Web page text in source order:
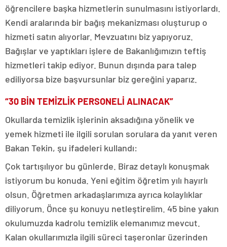
öğrencilere başka hizmetlerin sunulmasını istiyorlardı.
Kendi aralarında bir bağış mekanizması oluşturup o
hizmeti satın alıyorlar. Mevzuatını biz yapıyoruz.
Bağışlar ve yaptıkları işlere de Bakanlığımızın teftiş
hizmetleri takip ediyor. Bunun dışında para talep
ediliyorsa bize başvursunlar biz gereğini yaparız.
“30 BİN TEMİZLİK PERSONELİ ALINACAK”
Okullarda temizlik işlerinin aksadığına yönelik ve
yemek hizmeti ile ilgili sorulan sorulara da yanıt veren
Bakan Tekin, şu ifadeleri kullandı:
Çok tartışılıyor bu günlerde. Biraz detaylı konuşmak
istiyorum bu konuda. Yeni eğitim öğretim yılı hayırlı
olsun. Öğretmen arkadaşlarımıza ayrıca kolaylıklar
diliyorum. Önce şu konuyu netleştirelim. 45 bine yakın
okulumuzda kadrolu temizlik elemanımız mevcut.
Kalan okullarımızla ilgili süreci taşeronlar üzerinden